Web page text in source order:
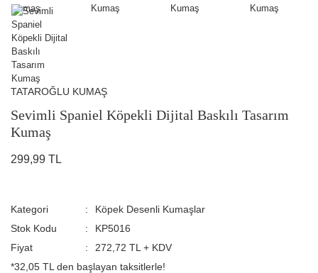
TATAROĞLU KUMAŞ
Sevimli Spaniel Köpekli Dijital Baskılı Tasarım
Kumaş
299,99 TL
Kategori
Köpek Desenli Kumaşlar
Stok Kodu
KP5016
Fiyat
272,72 TL + KDV
*32,05 TL den başlayan taksitlerle!